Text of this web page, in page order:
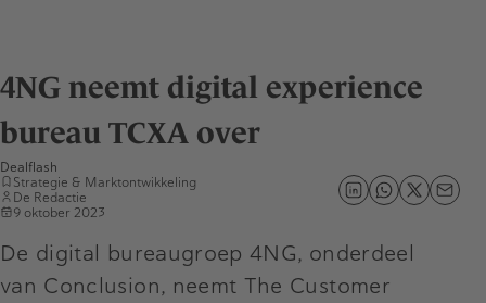
4NG neemt digital experience
bureau TCXA over
Dealflash
Strategie & Marktontwikkeling
De Redactie
9 oktober 2023
De digital bureaugroep 4NG, onderdeel
van Conclusion, neemt The Customer